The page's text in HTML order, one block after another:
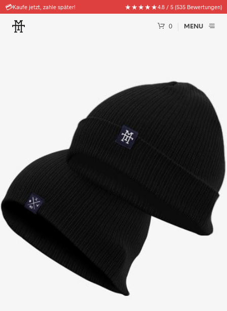
🚚Kostenloser Versand ab 50€ ★★★★★4.8 / 5 (535 Bewertungen)
0 MENU